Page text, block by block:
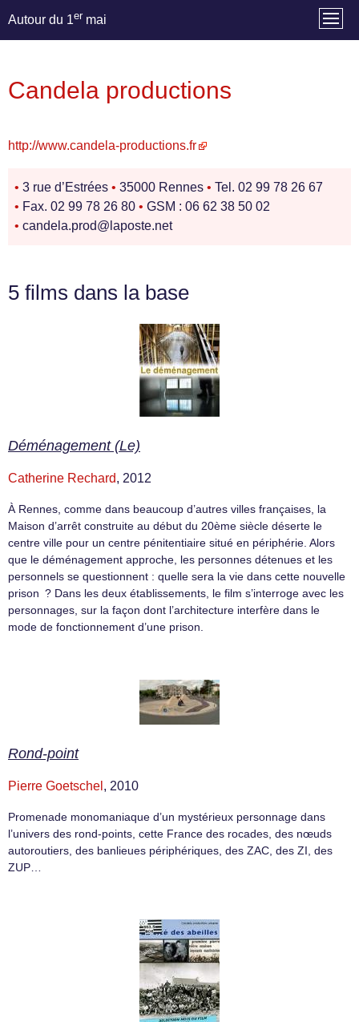
Autour du 1er mai
Candela productions
http://www.candela-productions.fr
• 3 rue d’Estrées • 35000 Rennes • Tel. 02 99 78 26 67
• Fax. 02 99 78 26 80 • GSM : 06 62 38 50 02
• candela.prod@laposte.net
5 films dans la base
Déménagement (Le)
Catherine Rechard, 2012
À Rennes, comme dans beaucoup d’autres villes françaises, la
Maison d’arrêt construite au début du 20ème siècle déserte le
centre ville pour un centre pénitentiaire situé en périphérie. Alors
que le déménagement approche, les personnes détenues et les
personnels se questionnent : quelle sera la vie dans cette nouvelle
prison ? Dans les deux établissements, le film s’interroge avec les
personnages, sur la façon dont l’architecture interfère dans le
mode de fonctionnement d’une prison.
Rond-point
Pierre Goetschel , 2010
Promenade monomaniaque d’un mystérieux personnage dans
l’univers des rond-points, cette France des rocades, des nœuds
autoroutiers, des banlieues périphériques, des ZAC, des ZI, des
ZUP…